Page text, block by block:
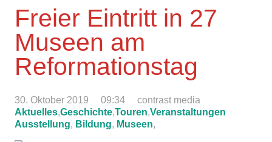
Freier Eintritt in 27
Museen am
Reformationstag
30. Oktober 2019 09:34
contrast media
Aktuelles,Geschichte,Touren,Veranstaltungen
Ausstellung, Bildung, Museen,